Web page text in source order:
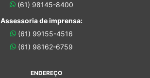
(61) 98145-8400
Assessoria de imprensa:
(61) 99155-4516
(61) 98162-6759
ENDEREÇO